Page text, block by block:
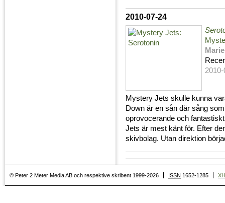
2010-07-24
Mystery Jets skulle kunna
Down är en sån där sång
oprovocerande och
Jets är mest känt för. Efter
skivbolag. Utan direktion
© Peter 2 Meter Media AB och respektive skribent 1999-2026 ISSN 1652-1285